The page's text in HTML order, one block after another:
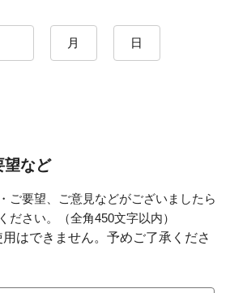
望など
ご要望、ご意見などがございましたら
ださい。（全角450文字以内）
はできません。予めご了承くださ